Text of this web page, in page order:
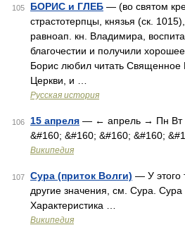
105 БОРИС и ГЛЕБ — (во святом
страстотерпцы, князья (ск.
равноап. кн. Владимира,
благочестии и получили
Борис любил читать Священное
Церкви, и …
Русская история
106 15 апреля — ← апрель → Пн Вт
&#160; &#160; &#160; &#160;
Википедия
107 Сура (приток Волги) — У этого
другие значения, см. Сура.
Характеристика …
Википедия